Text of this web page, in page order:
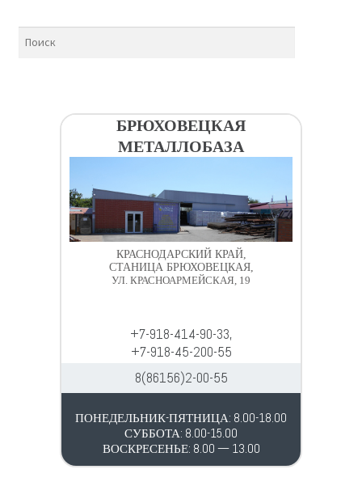
БРЮХОВЕЦКАЯ
МЕТАЛЛОБАЗА
КРАСНОДАРСКИЙ КРАЙ,
СТАНИЦА БРЮХОВЕЦКАЯ,
УЛ. КРАСНОАРМЕЙСКАЯ, 19
+7-918-414-90-33,
+7-918-45-200-55
8(86156)2-00-55
ПОНЕДЕЛЬНИК-ПЯТНИЦА: 8.00-18.00
СУББОТА: 8.00-15.00
ВОСКРЕСЕНЬЕ: 8.00 — 13.00